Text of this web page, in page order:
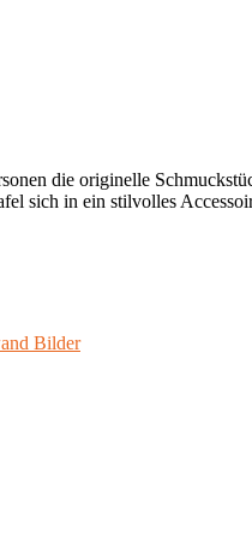
die originelle
sich in ein stilvolles
Bilder